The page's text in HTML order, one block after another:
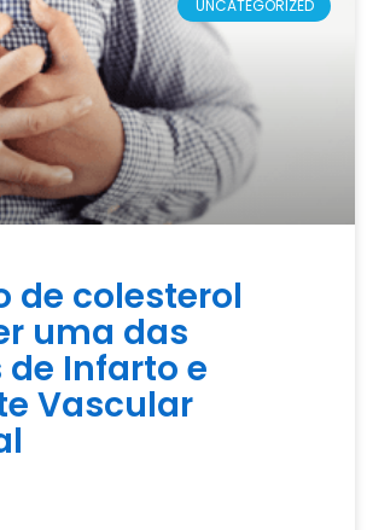
UNCATEGORIZED
de colesterol
uma das
Infarto e
Vascular